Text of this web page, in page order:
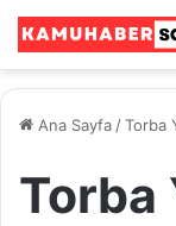
Ana Sayfa /Torba
Torba